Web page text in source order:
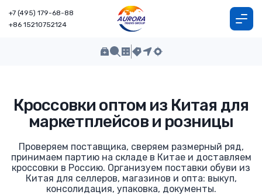
+7 (495) 179-68-88
+86 15210752124
Кроссовки оптом из Китая для
маркетплейсов и розницы
Проверяем поставщика, сверяем размерный ряд,
принимаем партию на складе в Китае и доставляем
кроссовки в Россию. Организуем поставки обуви из
Китая для селлеров, магазинов и опта: выкуп,
консолидация, упаковка, документы.